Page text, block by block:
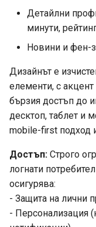
h
i
n
Детайлни
минути,
Новини и фен-
Дизайнът е
елементи, с
бързия достъп до
десктоп, таблет и
mobile-first подход
Достъп: Строго
логнати
осигурява:
- Защита на лични
- Персонализация